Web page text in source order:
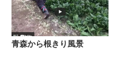
青森から根きり風景